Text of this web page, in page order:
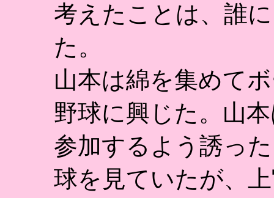
考えたことは、誰
た。
山本は綿を集めて
野球に興じた。山
参加するよう誘っ
球を見ていたが、